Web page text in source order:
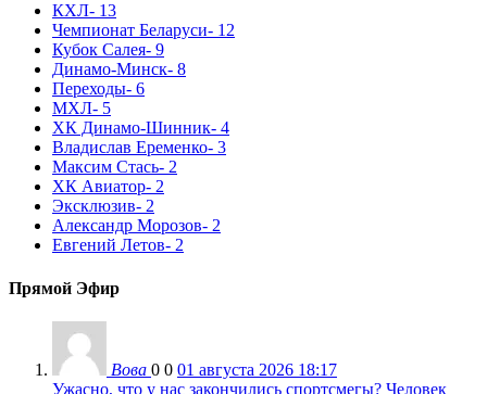
КХЛ- 13
Чемпионат Беларуси- 12
Кубок Салея- 9
Динамо-Минск- 8
Переходы- 6
МХЛ- 5
ХК Динамо-Шинник- 4
Владислав Еременко- 3
Максим Стась- 2
ХК Авиатор- 2
Эксклюзив- 2
Александр Морозов- 2
Евгений Летов- 2
Прямой Эфир
Вова 0 0 01 августа 2026 18:17
Ужасно, что у нас закончились спортсмегы? Человек